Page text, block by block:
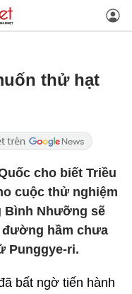
thử hạt
cho biết Triều
cuộc thử nghiệm
Bình Nhưỡng sẽ
hầm chưa
Punggye-ri.
bất ngờ tiến hành